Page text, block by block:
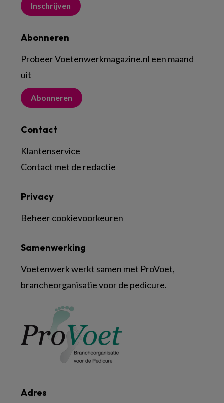
Inschrijven
Abonneren
Probeer Voetenwerkmagazine.nl een maand
uit
Abonneren
Contact
Klantenservice
Contact met de redactie
Adres
Samenwerking
Voetenwerk werkt samen met ProVoet,
brancheorganisatie voor de pedicure.
Privacy
Beheer cookievoorkeuren